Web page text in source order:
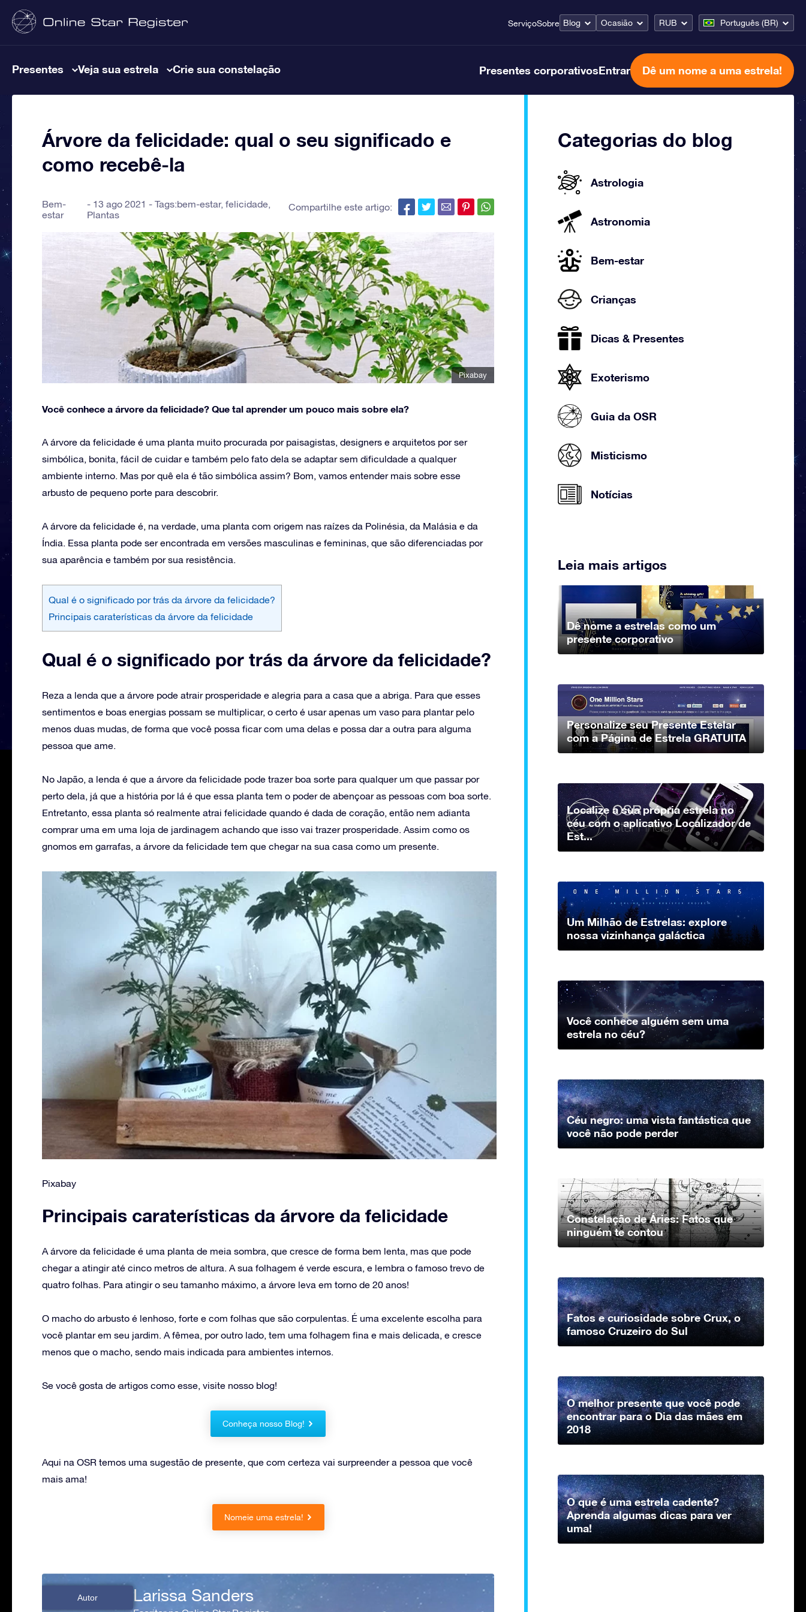
ServiçoSobre Blog Ocasião RUB Português (BR)
Presentes Veja sua estrela Crie sua constelação Presentes corporativosEntrar Dê um nome a uma estrela!
Árvore da felicidade: qual o seu significado e
como recebê-la
Bem-
estar
13 ago 2021 - Tags:bem-estar,felicidade,
Plantas
Compartilhe este artigo:
Pixabay
Você conhece a árvore da felicidade? Que tal aprender um pouco mais sobre ela?
A árvore da felicidade é uma planta muito procurada por paisagistas, designers e arquitetos por ser
simbólica, bonita, fácil de cuidar e também pelo fato dela se adaptar sem dificuldade a qualquer
ambiente interno. Mas por quê ela é tão simbólica assim? Bom, vamos entender mais sobre esse
arbusto de pequeno porte para descobrir.
A árvore da felicidade é, na verdade, uma planta com origem nas raízes da Polinésia, da Malásia e da
Índia. Essa planta pode ser encontrada em versões masculinas e femininas, que são diferenciadas por
sua aparência e também por sua resistência.
Qual é o significado por trás da árvore da felicidade?
Principais caraterísticas da árvore da felicidade
Qual é o significado por trás da árvore da felicidade?
‌Reza a lenda que a árvore pode atrair prosperidade e alegria para a casa que a abriga. Para que esses
sentimentos e boas energias possam se multiplicar, o certo é usar apenas um vaso para plantar pelo
menos duas mudas, de forma que você possa ficar com uma delas e possa dar a outra para alguma
pessoa que ame.
No Japão, a lenda é que a árvore da felicidade pode trazer boa sorte para qualquer um que passar por
perto dela, já que a história por lá é que essa planta tem o poder de abençoar as pessoas com boa sorte.
Entretanto, essa planta só realmente atrai felicidade quando é dada de coração, então nem adianta
comprar uma em uma loja de jardinagem achando que isso vai trazer prosperidade. Assim como os
gnomos em garrafas, a árvore da felicidade tem que chegar na sua casa como um presente.
Pixabay
Principais caraterísticas da árvore da felicidade
‌A árvore da felicidade é uma planta de meia sombra, que cresce de forma bem lenta, mas que pode
chegar a atingir até cinco metros de altura. A sua folhagem é verde escura, e lembra o famoso trevo de
quatro folhas. Para atingir o seu tamanho máximo, a árvore leva em torno de 20 anos!
O macho do arbusto é lenhoso, forte e com folhas que são corpulentas. É uma excelente escolha para
você plantar em seu jardim. A fêmea, por outro lado, tem uma folhagem fina e mais delicada, e cresce
menos que o macho, sendo mais indicada para ambientes internos.
Se você gosta de artigos como esse, visite nosso blog!
Conheça nosso Blog!
Aqui na OSR temos uma sugestão de presente, que com certeza vai surpreender a pessoa que você
mais ama!
Nomeie uma estrela!
Autor Larissa Sanders
Categorias do blog
Astrologia
Astronomia
Bem-estar
Crianças
Dicas & Presentes
Exoterismo
Guia da OSR
Misticismo
Notícias
Leia mais artigos
Dê nome a estrelas como um
presente corporativo
Personalize seu Presente Estelar
com a Página de Estrela GRATUITA
Localize a sua própria estrela no
céu com o aplicativo Localizador de
Est...
Um Milhão de Estrelas: explore
nossa vizinhança galáctica
Você conhece alguém sem uma
estrela no céu?
Céu negro: uma vista fantástica que
você não pode perder
Constelação de Áries: Fatos que
ninguém te contou
Fatos e curiosidade sobre Crux, o
famoso Cruzeiro do Sul
O melhor presente que você pode
encontrar para o Dia das mães em
2018
O que é uma estrela cadente?
Aprenda algumas dicas para ver
uma!